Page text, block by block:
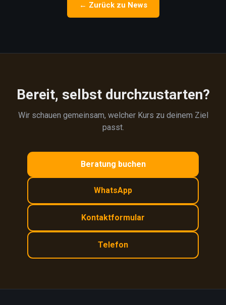
← Zurück zu News
Bereit, selbst durchzustarten?
Wir schauen gemeinsam, welcher Kurs zu deinem Ziel
passt.
Beratung buchen
WhatsApp
Kontaktformular
Telefon